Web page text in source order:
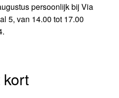
persoonlijk bij Via
5, van 14.00 tot 17.00